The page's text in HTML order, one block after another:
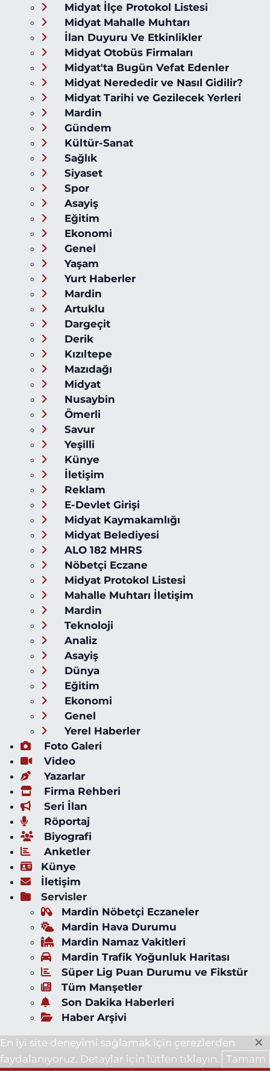
Midyat İlçe Protokol Listesi
Midyat Mahalle Muhtarı
İlan Duyuru Ve Etkinlikler
Midyat Otobüs Firmaları
Midyat'ta Bugün Vefat Edenler
Midyat Nerededir ve Nasıl Gidilir?
Midyat Tarihi ve Gezilecek Yerleri
Mardin
Gündem
Kültür-Sanat
Sağlık
Siyaset
Spor
Asayiş
Eğitim
Ekonomi
Genel
Yaşam
Yurt Haberler
Mardin
Artuklu
Dargeçit
Derik
Kızıltepe
Mazıdağı
Midyat
Nusaybin
Ömerli
Savur
Yeşilli
Künye
İletişim
Reklam
E-Devlet Girişi
Midyat Kaymakamlığı
Midyat Belediyesi
ALO 182 MHRS
Nöbetçi Eczane
Midyat Protokol Listesi
Mahalle Muhtarı İletişim
Mardin
Teknoloji
Analiz
Asayiş
Dünya
Eğitim
Ekonomi
Genel
Yerel Haberler
Foto Galeri
Video
Yazarlar
Firma Rehberi
Seri İlan
Röportaj
Biyografi
Anketler
Künye
İletişim
Servisler
Mardin Nöbetçi Eczaneler
Mardin Hava Durumu
Mardin Namaz Vakitleri
Mardin Trafik Yoğunluk Haritası
Süper Lig Puan Durumu ve Fikstür
Tüm Manşetler
Son Dakika Haberleri
Haber Arşivi
En iyi site deneyimi sağlamak için çerezlerden
faydalanıyoruz. Detaylar için lütfen tıklayın.
Tamam